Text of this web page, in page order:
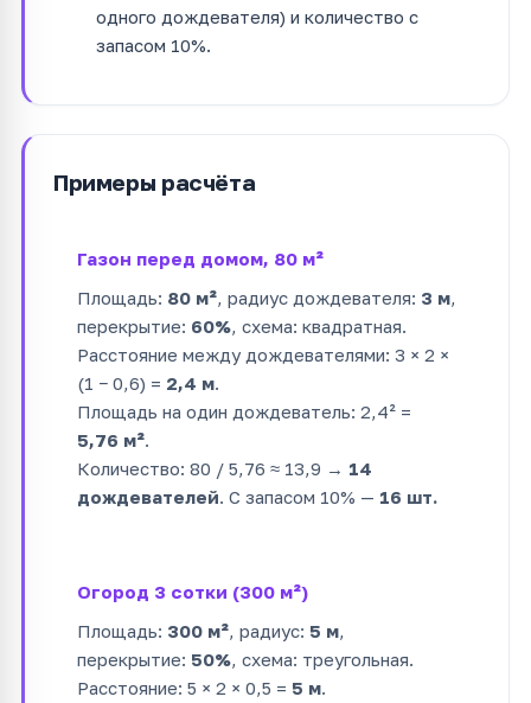
одного дождевателя) и количество с
запасом 10%.
Примеры расчёта
Газон перед домом, 80 м²
Площадь: 80 м², радиус дождевателя: 3 м,
перекрытие: 60%, схема: квадратная.
Расстояние между дождевателями: 3 × 2 ×
(1 − 0,6) = 2,4 м.
Площадь на один дождеватель: 2,4² =
5,76 м².
Количество: 80 / 5,76 ≈ 13,9 → 14
дождевателей. С запасом 10% — 16 шт.
Огород 3 сотки (300 м²)
Площадь: 300 м², радиус: 5 м,
перекрытие: 50%, схема: треугольная.
Расстояние: 5 × 2 × 0,5 = 5 м.